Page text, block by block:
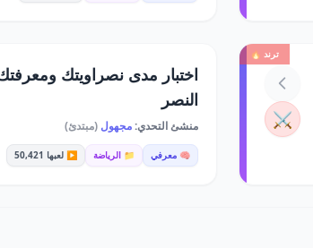
ترند 🔥
⚔️
اختبار مدى نصراويتك
النصر
منشئ التحدي:مجهول (مبتدئ)
🧠 معرفي 📁 الرياضة ▶️ لعبها 50,421